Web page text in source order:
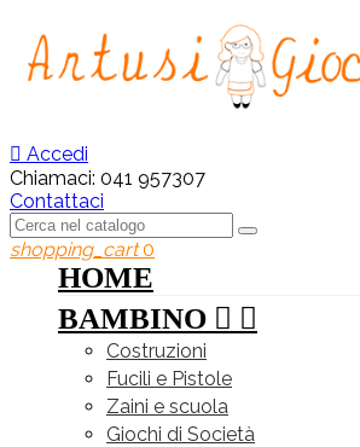
 Accedi
Chiamaci: 041 957307
Contattaci
shopping_cart 0
HOME
BAMBINO  
Costruzioni
Fucili e Pistole
Zaini e scuola
Giochi di Società